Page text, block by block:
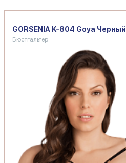
GORSENIA K-804 Goya Черный
Бюстгальтер